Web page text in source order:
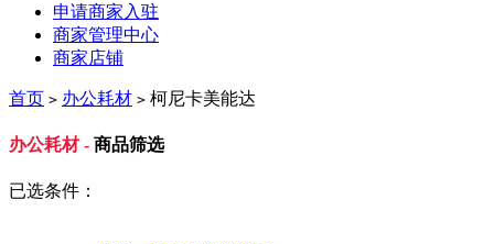
申请商家入驻
商家管理中心
商家店铺
首页 > 办公耗材 > 柯尼卡美能达
办公耗材 - 商品筛选
已选条件：